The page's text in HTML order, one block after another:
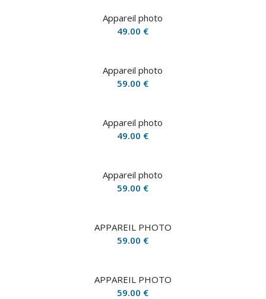
Appareil photo
49.00 €
Appareil photo
59.00 €
Appareil photo
49.00 €
Appareil photo
59.00 €
APPAREIL PHOTO
59.00 €
APPAREIL PHOTO
59.00 €